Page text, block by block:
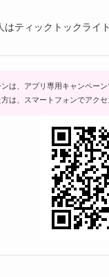
はティックトックライ
は、アプリ専用キャンペーン
は、スマートフォンでアクセ